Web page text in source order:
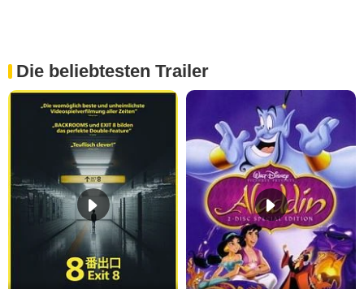
Die beliebtesten Trailer